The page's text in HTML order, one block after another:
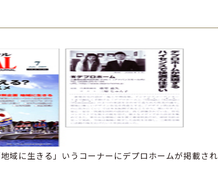
域に生きる」いうコーナーにデプロホームが掲載され